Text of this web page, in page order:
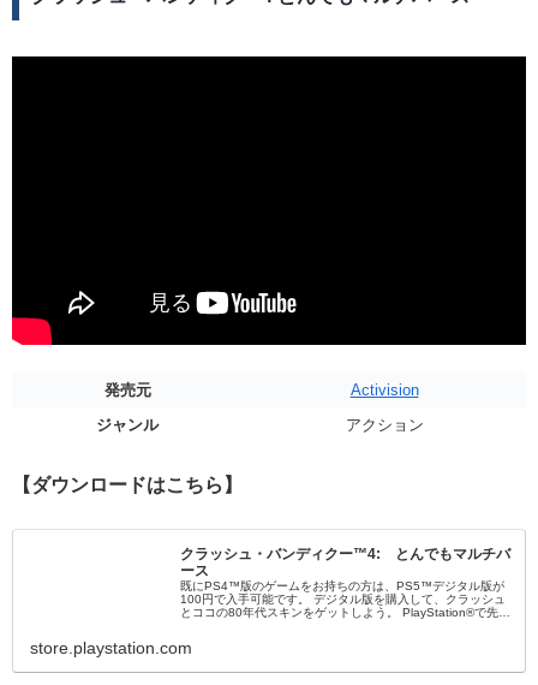
発売元
Activision
ジャンル
アクション
【ダウンロードはこちら】
クラッシュ・バンディクー™4: とんでもマルチバ
ース
既にPS4™版のゲームをお持ちの方は、PS5™デジタル版が
100円で入手可能です。 デジタル版を購入して、クラッシュ
とココの80年代スキンをゲットしよう。 PlayStation®で先行
バンディクー™ とんでもマ...
store.playstation.com